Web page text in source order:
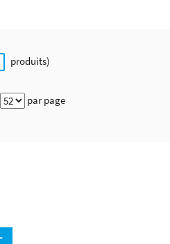
produits)
par page